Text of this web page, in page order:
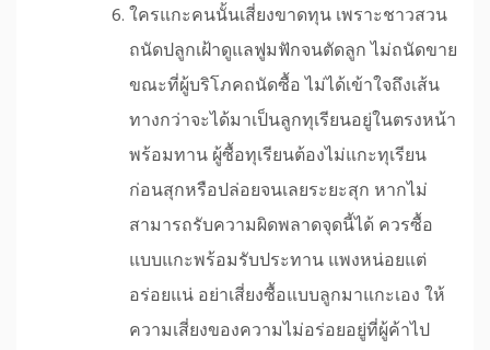
ใครแกะคนนั้นเสี่ยงขาดทุน เพราะชาวสวน
ถนัดปลูกเฝ้าดูแลฟูมฟักจนตัดลูก ไม่ถนัดขาย
ขณะที่ผู้บริโภคถนัดซื้อ ไม่ได้เข้าใจถึงเส้น
ทางกว่าจะได้มาเป็นลูกทุเรียนอยู่ในตรงหน้า
พร้อมทาน ผู้ซื้อทุเรียนต้องไม่แกะทุเรียน
ก่อนสุกหรือปล่อยจนเลยระยะสุก หากไม่
สามารถรับความผิดพลาดจุดนี้ได้ ควรซื้อ
แบบแกะพร้อมรับประทาน แพงหน่อยแต่
อร่อยแน่ อย่าเสี่ยงซื้อแบบลูกมาแกะเอง ให้
ความเสี่ยงของความไม่อร่อยอยู่ที่ผู้ค้าไป